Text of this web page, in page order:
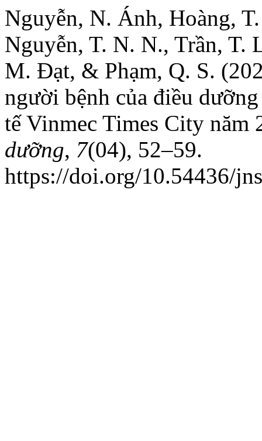
Nguyễn, N. Ánh, Hoàng,
Nguyễn, T. N. N., Trần, T.
M. Đạt, & Phạm, Q. S.
người bệnh của điều
tế Vinmec Times City năm
dưỡng, 7(04), 52–59.
https://doi.org/10.54436/